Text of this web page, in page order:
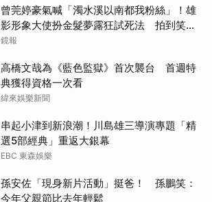
曾莞婷豪氣喊「濁水溪以南都我粉絲」！雄
影形象大使扮金髮夢露狂試死法 拍到笑罵
「神經病」
鏡報
高橋文哉為《藍色監獄》首次襲台 首週特
典獲得資格一次看
緯來娛樂新聞
串起小津到新浪潮！川島雄三導演專題「精
選5部經典」重返大銀幕
EBC 東森娛樂
孫安佐「現身新片活動」挺爸！ 孫鵬笑：
今年父親節比去年輕鬆